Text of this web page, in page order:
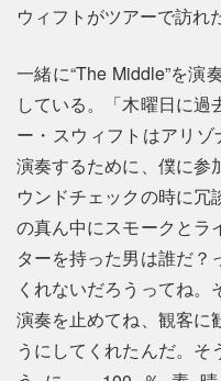
ウィフトがツアーで訪れ
一緒に“The Middle”を演
している。「木曜日に過
ー・スウィフトはアリゾ
演奏するために、僕に参
ウンドチェックの時に冗
の真ん中にスモークとラ
ターを持った男は誰だ？
くれないだろうってね
演奏を止めてね、観客に
うにしてくれたんだ。そ